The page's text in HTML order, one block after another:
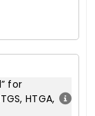
for
HTGA,